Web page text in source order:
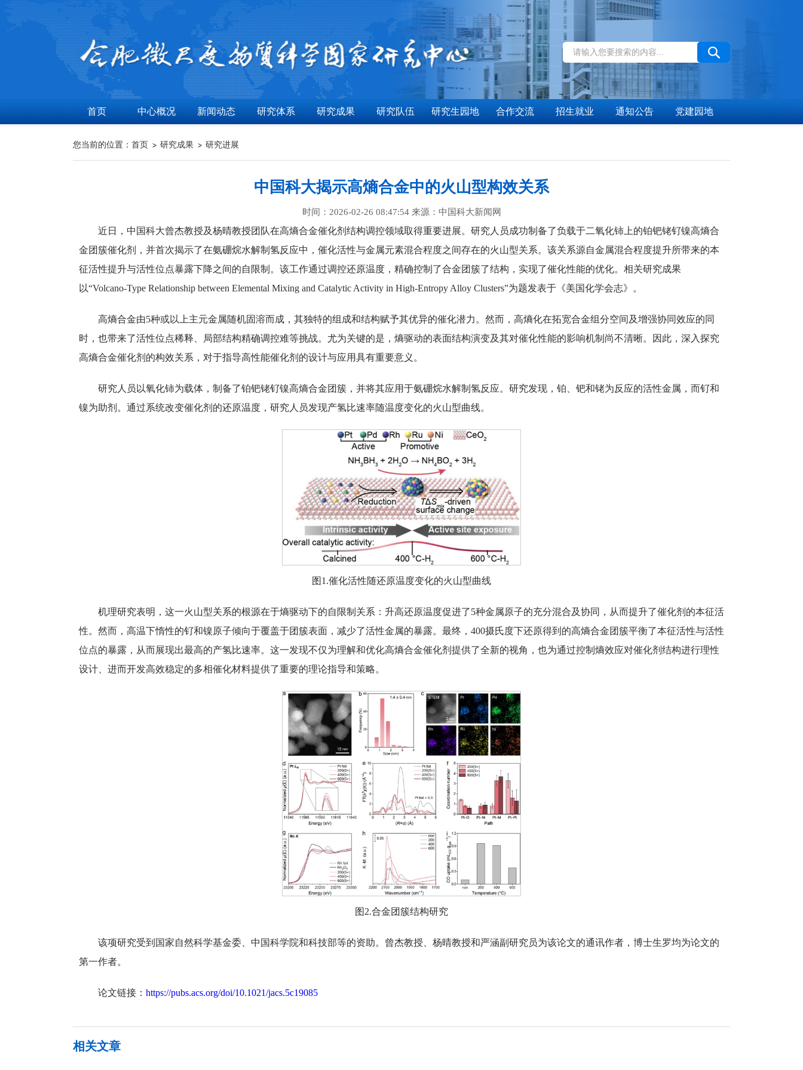
首页 中心概况 新闻动态 研究体系 研究成果 研究队伍 研究生园地 合作交流 招生就业 通知公告 党建园地
您当前的位置： 首页 研究成果 研究进展
中国科大揭示高熵合金中的火山型构效关系
时间：2026-02-26 08:47:54 来源：中国科大新闻网
近日，中国科大曾杰教授及杨晴教授团队在高熵合金催化剂结构调控领域取得重要进展。研究人员成功制备了负载于二氧化铈上的铂钯铑钌镍高熵合
金团簇催化剂，并首次揭示了在氨硼烷水解制氢反应中，催化活性与金属元素混合程度之间存在的火山型关系。该关系源自金属混合程度提升所带来的本
征活性提升与活性位点暴露下降之间的自限制。该工作通过调控还原温度，精确控制了合金团簇了结构，实现了催化性能的优化。相关研究成果
以“Volcano-Type Relationship between Elemental Mixing and Catalytic Activity in High-Entropy Alloy Clusters”为题发表于《美国化学会志》。
高熵合金由5种或以上主元金属随机固溶而成，其独特的组成和结构赋予其优异的催化潜力。然而，高熵化在拓宽合金组分空间及增强协同效应的同
时，也带来了活性位点稀释、局部结构精确调控难等挑战。尤为关键的是，熵驱动的表面结构演变及其对催化性能的影响机制尚不清晰。因此，深入探究
高熵合金催化剂的构效关系，对于指导高性能催化剂的设计与应用具有重要意义。
研究人员以氧化铈为载体，制备了铂钯铑钌镍高熵合金团簇，并将其应用于氨硼烷水解制氢反应。研究发现，铂、钯和铑为反应的活性金属，而钌和
镍为助剂。通过系统改变催化剂的还原温度，研究人员发现产氢比速率随温度变化的火山型曲线。
图1.催化活性随还原温度变化的火山型曲线
机理研究表明，这一火山型关系的根源在于熵驱动下的自限制关系：升高还原温度促进了5种金属原子的充分混合及协同，从而提升了催化剂的本征活
性。然而，高温下惰性的钌和镍原子倾向于覆盖于团簇表面，减少了活性金属的暴露。最终，400摄氏度下还原得到的高熵合金团簇平衡了本征活性与活性
位点的暴露，从而展现出最高的产氢比速率。这一发现不仅为理解和优化高熵合金催化剂提供了全新的视角，也为通过控制熵效应对催化剂结构进行理性
设计、进而开发高效稳定的多相催化材料提供了重要的理论指导和策略。
图2.合金团簇结构研究
该项研究受到国家自然科学基金委、中国科学院和科技部等的资助。曾杰教授、杨晴教授和严涵副研究员为该论文的通讯作者，博士生罗均为论文的
第一作者。
论文链接： https://pubs.acs.org/doi/10.1021/jacs.5c19085
相关文章